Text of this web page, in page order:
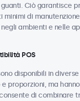
Ciò garantisce
minimi di
ambienti e nelle
POS
disponibili in
proporzioni, ma
di combinare